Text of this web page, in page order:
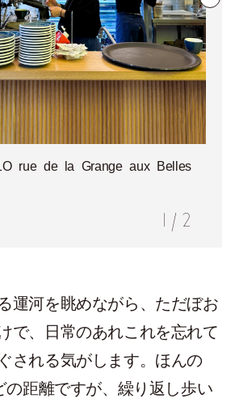
rue de la Grange aux Belles
1 / 2
運河を眺めながら、ただぼお
で、日常のあれこれを忘れて
される気がします。ほんの
の距離ですが、繰り返し歩い